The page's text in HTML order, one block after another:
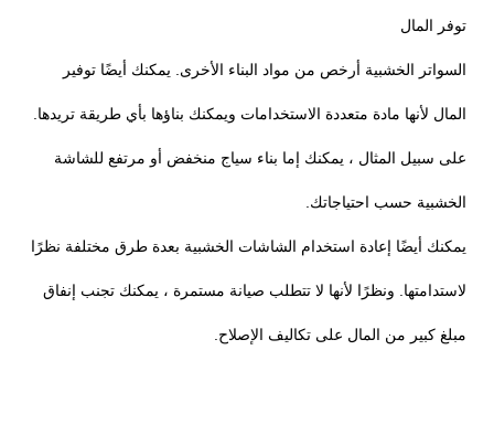
توفر المال
السواتر الخشبية أرخص من مواد البناء الأخرى. يمكنك أيضًا توفير
المال لأنها مادة متعددة الاستخدامات ويمكنك بناؤها بأي طريقة تريدها.
على سبيل المثال ، يمكنك إما بناء سياج منخفض أو مرتفع للشاشة
الخشبية حسب احتياجاتك.
يمكنك أيضًا إعادة استخدام الشاشات الخشبية بعدة طرق مختلفة نظرًا
لاستدامتها. ونظرًا لأنها لا تتطلب صيانة مستمرة ، يمكنك تجنب إنفاق
مبلغ كبير من المال على تكاليف الإصلاح.